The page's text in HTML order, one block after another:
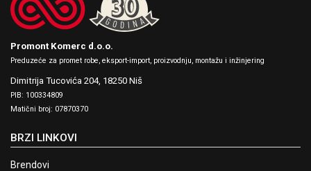
Promont Komerc d.o.o.
Preduzeće za promet robe, eksport-import, proizvodnju, montažu i inžinjering
Dimitrija Tucovića 204, 18250 Niš
PIB: 100334809
Matični broj: 07870370
BRZI LINKOVI
Brendovi